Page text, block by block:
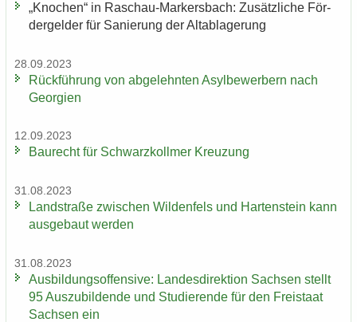
„Kno­chen“ in Raschau-​Markersbach: Zu­sätz­li­che För­
der­gel­der für Sa­nie­rung der Alt­ab­la­ge­rung
28.09.2023
Rück­füh­rung von ab­ge­lehn­ten Asyl­be­wer­bern nach
Ge­or­gi­en
12.09.2023
Bau­recht für Schwarz­koll­mer Kreu­zung
31.08.2023
Land­stra­ße zwi­schen Wil­den­fels und Har­ten­stein kann
aus­ge­baut wer­den
31.08.2023
Aus­bil­dungs­of­fen­si­ve: Lan­des­di­rek­ti­on Sach­sen stellt
95 Aus­zu­bil­den­de und Stu­die­ren­de für den Frei­staat
Sach­sen ein